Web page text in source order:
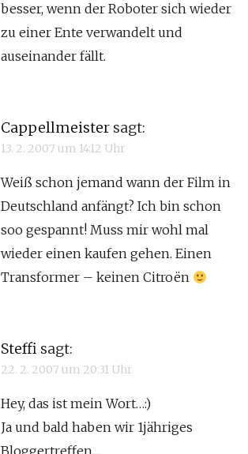
besser, wenn der Roboter sich wieder
zu einer Ente verwandelt und
auseinander fällt.
Cappellmeister sagt:
13. 2. 2007 um 14:12 Uhr
Weiß schon jemand wann der Film in
Deutschland anfängt? Ich bin schon
soo gespannt! Muss mir wohl mal
wieder einen kaufen gehen. Einen
Transformer – keinen Citroën
Steffi sagt:
22. 2. 2007 um 20:31 Uhr
Hey, das ist mein Wort…:)
Ja und bald haben wir 1jähriges